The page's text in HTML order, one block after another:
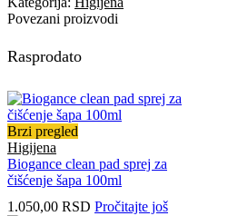
Povezani proizvodi
Rasprodato
Brzi pregled
Higijena
Biogance clean pad sprej za
čišćenje šapa 100ml
1.050,00 RSD Pročitajte još